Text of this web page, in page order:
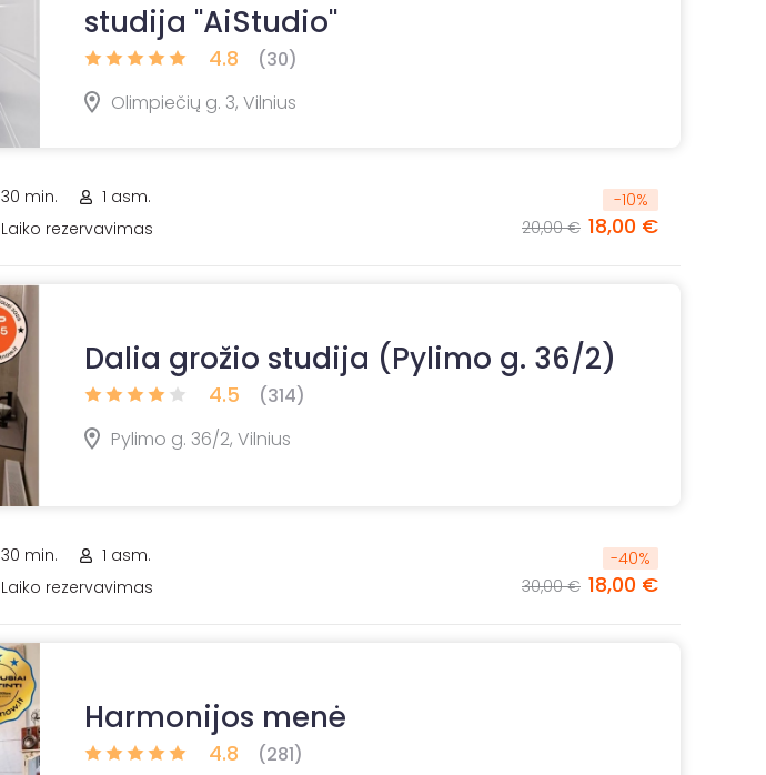
studija "AiStudio"
4.8
(30)
Olimpiečių g. 3, Vilnius
30 min.
1 asm.
Laiko rezervavimas
-10%
20,00 € 18,00 €
Dalia grožio studija (Pylimo g. 36/2)
4.5
(314)
Pylimo g. 36/2, Vilnius
30 min.
1 asm.
Laiko rezervavimas
-40%
30,00 € 18,00 €
Harmonijos menė
4.8
(281)